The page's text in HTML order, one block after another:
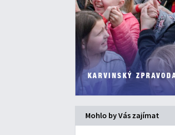
Mohlo by Vás zajímat